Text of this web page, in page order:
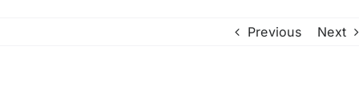
Previous Next